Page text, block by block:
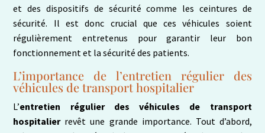
et des dispositifs de sécurité comme les ceintures de
sécurité. Il est donc crucial que ces véhicules soient
régulièrement entretenus pour garantir leur bon
fonctionnement et la sécurité des patients.
L’importance de l’entretien régulier des
véhicules de transport hospitalier
L’entretien régulier des véhicules de transport
hospitalier revêt une grande importance. Tout d’abord,